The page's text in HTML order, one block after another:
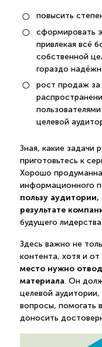
повысить
сформировать
привлекая всё
собственной
гораздо
рост продаж за
целевой
Зная, какие задачи
приготовьтесь к
Хорошо
информационного
пользу
результате
будущего
Здесь важно не
контента, хотя и от
место нужно
материала. Он
целевой
вопросы, помогать
доносить